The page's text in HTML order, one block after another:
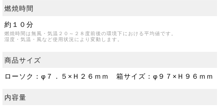
燃焼時間
約１０分
燃焼時間は無風・気温２０～２８度前後の環境下における平均値です。
湿度・気温・風など使用状況により変動します。
商品サイズ
ローソク：φ７．５×Ｈ２６ｍｍ 箱サイズ：φ９７×Ｈ９６ｍｍ
内容量